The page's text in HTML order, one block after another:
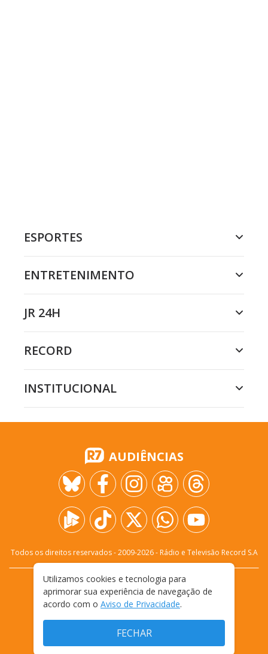
ESPORTES
ENTRETENIMENTO
JR 24H
RECORD
INSTITUCIONAL
AUDIÊNCIAS
Todos os direitos reservados - 2009-2026- Rádio e Televisão Record S.A
FALE CONOSCO
PRIVACIDADE
TERMOS E CONDIÇÕES DE USO
Utilizamos cookies e tecnologia para
aprimorar sua experiência de navegação de
acordo com o Aviso de Privacidade.
FECHAR